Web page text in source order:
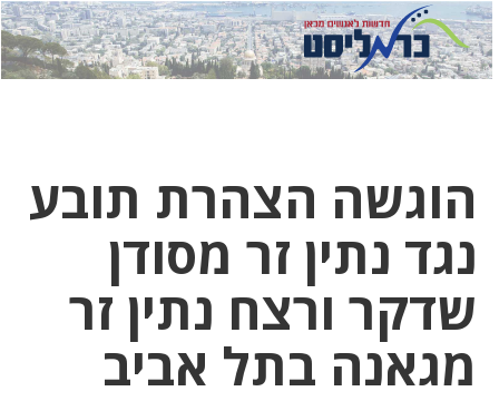
לחץ
כאן
לחץ
כדי
הוגשה הצהרת תובע
נגד נתין זר מסודן
שדקר ורצח נתין זר
מגאנה בתל אביב